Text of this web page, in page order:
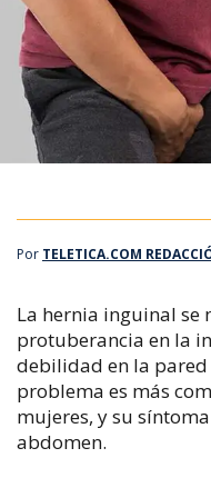
Por TELETICA.COM
La hernia inguinal se
protuberancia en la
debilidad en la
problema es más
mujeres, y su
abdomen.